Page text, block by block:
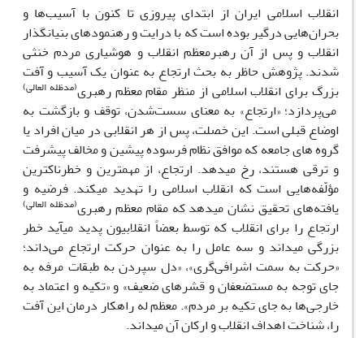
انقلاب اسلامی ایران از ابتدای پیروزی تا کنون با آسیب‌ها و
بحران‌هایی درگیر بوده است که با درایت و رهنمودهای بنیانگذار
انقلاب و پس از آن رهبرمعظم انقلاب و هوشیاری مردم خنثی
شدند. پژوهش حاظر به بحث ارتجاع به عنوان یک آسیب و آفت
بزرگ برای انقلاب اسلامی از منظر مقام معظم رهبری(مدظلهالعالی)
می‌پردازد؛ «ارتجاع» به معنای سست‌شدن، توقف و بازگشت به
اوضاع قبلی است. این خصلت، پس از هر انقلابی در میان افراد یا
گروه های جامعه که موافق نظام فرسوده پیشین و مخالف پیشرفت
و ترقی هستند، رخ میدهد. ارتجاع، از مهمترین و خطرناکترین
مؤلّفه‌هایی است که انقلاب اسلامی را تهدید میکند. فرضیه و
یافته‌های تحقیق نشان میدهد که مقام معظم رهبری(مدظلهالعالی)
ارتجاع را برای انقلاب که توسط بعضاً انقلابیون پدید میآید خطر
بزرگی میداند و سه عامل را به عنوان حرکت ارتجاع می‌داند؛
«حرکت به سمت اشرافی‌گری»، «دل سپردن به طبقات مرفه به
جای توجه به مستضعفان و قشرهای ضعیف» و «تکیه و اعتماد به
خارجی‌ها به جای تکیه بر مردم». معظم له راهکار درمان این آفت
را، شناخت اهداف انقلاب و ارکان آن میداند.